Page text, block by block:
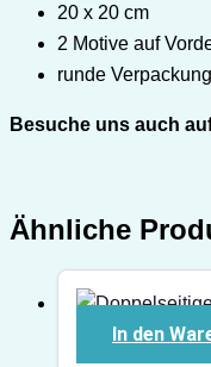
20 x 20 cm
2 Motive auf
runde
Besuche uns auch
Ähnliche
In den